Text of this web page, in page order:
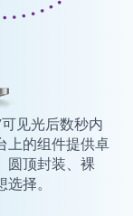
见光后数秒内
上的组件提供卓
圆顶封装、裸
择。